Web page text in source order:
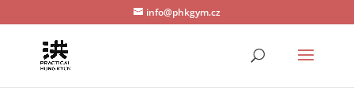
info@phkgym.cz